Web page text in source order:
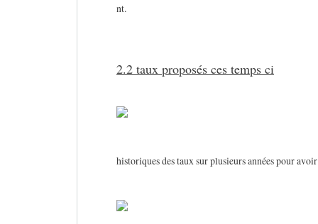
nt.
2.2 taux proposés ces temps ci
historiques des taux sur plusieurs années pour